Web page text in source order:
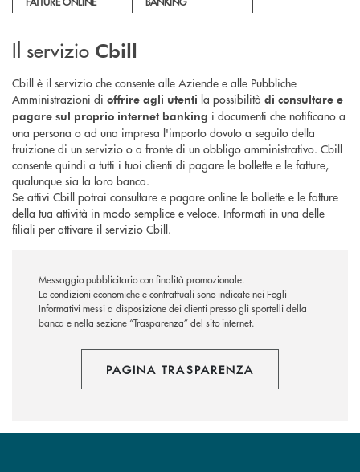
Il servizio Cbill
Cbill è il servizio che consente alle Aziende e alle Pubbliche
Amministrazioni di offrire agli utenti la possibilità di consultare e
pagare sul proprio internet banking i documenti che notificano a
una persona o ad una impresa l'importo dovuto a seguito della
fruizione di un servizio o a fronte di un obbligo amministrativo. Cbill
consente quindi a tutti i tuoi clienti di pagare le bollette e le fatture,
qualunque sia la loro banca.
Se attivi Cbill potrai consultare e pagare online le bollette e le fatture
della tua attività in modo semplice e veloce. Informati in una delle
filiali per attivare il servizio Cbill.
Messaggio pubblicitario con finalità promozionale.
Le condizioni economiche e contrattuali sono indicate nei Fogli
Informativi messi a disposizione dei clienti presso gli sportelli della
banca e nella sezione “Trasparenza” del sito internet.
PAGINA TRASPARENZA